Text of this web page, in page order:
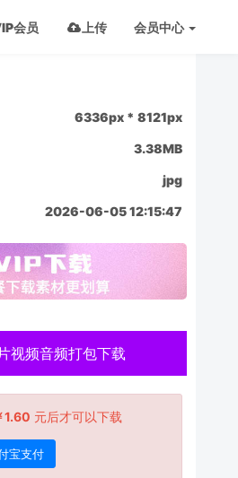
会员 上传 会员中心
6336px * 8121px
3.38MB
jpg
2026-06-05 12:15:47
视频音频打包下载
1.60 元后才可以下载
宝支付